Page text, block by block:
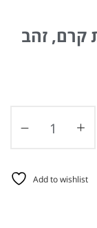
קרם, זהב
Add to wishlist